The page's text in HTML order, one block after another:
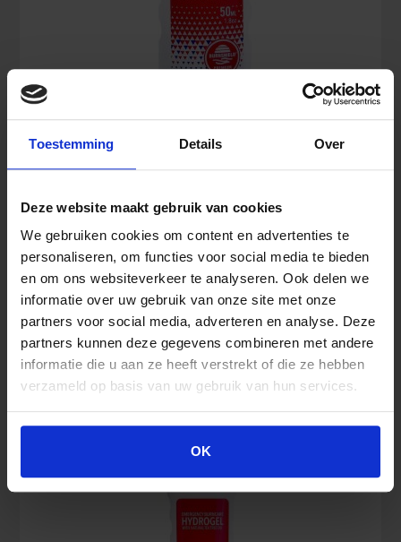
Toestemming Details Over
Deze website maakt gebruik van cookies
We gebruiken cookies om content en advertenties te
personaliseren, om functies voor social media te bieden
en om ons websiteverkeer te analyseren. Ook delen we
informatie over uw gebruik van onze site met onze
partners voor social media, adverteren en analyse. Deze
partners kunnen deze gegevens combineren met andere
informatie die u aan ze heeft verstrekt of die ze hebben
verzameld op basis van uw gebruik van hun services.
OK
6,58€Inkl. MwSt.
Burnshield
Hydrogel
50
ml
Menge
In den Warenkorb